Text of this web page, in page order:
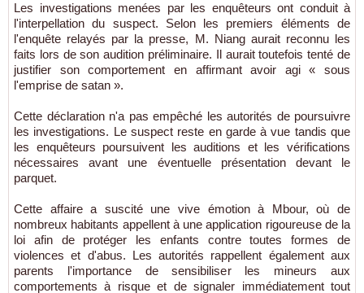
Les investigations menées par les enquêteurs ont conduit à
l'interpellation du suspect. Selon les premiers éléments de
l'enquête relayés par la presse, M. Niang aurait reconnu les
faits lors de son audition préliminaire. Il aurait toutefois tenté de
justifier son comportement en affirmant avoir agi « sous
l'emprise de satan ».
Cette déclaration n'a pas empêché les autorités de poursuivre
les investigations. Le suspect reste en garde à vue tandis que
les enquêteurs poursuivent les auditions et les vérifications
nécessaires avant une éventuelle présentation devant le
parquet.
Cette affaire a suscité une vive émotion à Mbour, où de
nombreux habitants appellent à une application rigoureuse de la
loi afin de protéger les enfants contre toutes formes de
violences et d'abus. Les autorités rappellent également aux
parents l'importance de sensibiliser les mineurs aux
comportements à risque et de signaler immédiatement tout